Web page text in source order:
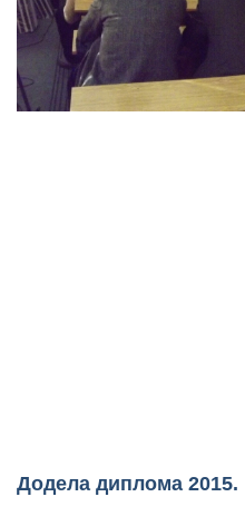
Додела диплома 2015.